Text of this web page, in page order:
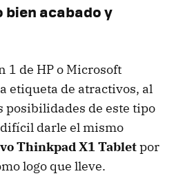
bien acabado y
1 de HP o Microsoft
etiqueta de atractivos, al
posibilidades de este tipo
darle el mismo
Thinkpad X1 Tabletpor
logo que lleve.